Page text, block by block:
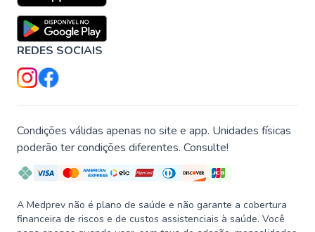
REDES SOCIAIS
Condições válidas apenas no site e app. Unidades físicas
poderão ter condições diferentes. Consulte!
A Medprev não é plano de saúde e não garante a cobertura
financeira de riscos e de custos assistenciais à saúde. Você